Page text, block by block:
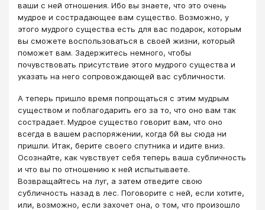
ваши с ней отношения. Ибо вы знаете, что это очень
мудрое и сострадающее вам существо. Возможно, у
этого мудрого существа есть для вас подарок, которым
вы сможете воспользоваться в своей жизни, который
поможет вам. Задержитесь немного, чтобы
почувствовать присутствие этого мудрого существа и
указать на него сопровождающей вас субличности.
А теперь пришло время попрощаться с этим мудрым
существом и поблагодарить его за то, что оно вам так
сострадает. Мудрое существо говорит вам, что оно
всегда в вашем распоряжении, когда бй вы сюда ни
пришли. Итак, берите своего спутника и идите вниз.
Осознайте, как чувствует себя теперь ваша субличность
и что вы по отношению к ней испытываете.
Возвращайтесь на луг, а затем отведите свою
субличность назад в лес. Поговорите с ней, если хотите,
или, возможно, если захочет она, о том, что произошло